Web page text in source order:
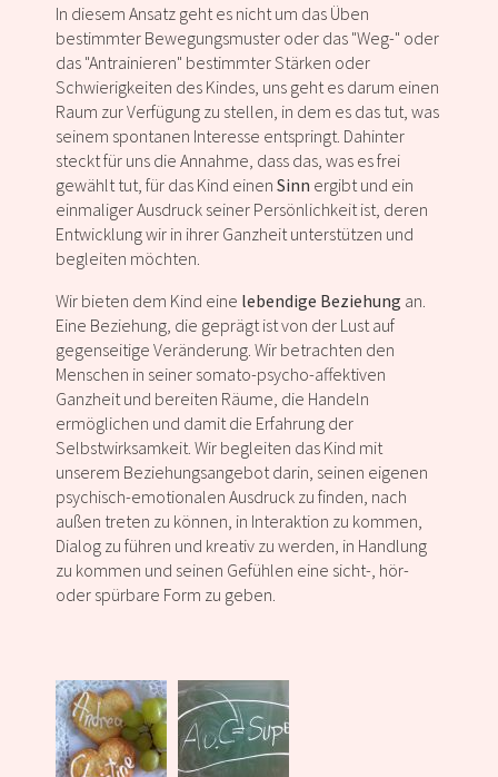
In diesem Ansatz geht es nicht um das Üben
bestimmter Bewegungsmuster oder das "Weg-" oder
das "Antrainieren" bestimmter Stärken oder
Schwierigkeiten des Kindes, uns geht es darum einen
Raum zur Verfügung zu stellen, in dem es das tut, was
seinem spontanen Interesse entspringt. Dahinter
steckt für uns die Annahme, dass das, was es frei
gewählt tut, für das Kind einen Sinn ergibt und ein
einmaliger Ausdruck seiner Persönlichkeit ist, deren
Entwicklung wir in ihrer Ganzheit unterstützen und
begleiten möchten.
Wir bieten dem Kind eine lebendige Beziehung an.
Eine Beziehung, die geprägt ist von der Lust auf
gegenseitige Veränderung. Wir betrachten den
Menschen in seiner somato-psycho-affektiven
Ganzheit und bereiten Räume, die Handeln
ermöglichen und damit die Erfahrung der
Selbstwirksamkeit. Wir begleiten das Kind mit
unserem Beziehungsangebot darin, seinen eigenen
psychisch-emotionalen Ausdruck zu finden, nach
außen treten zu können, in Interaktion zu kommen,
Dialog zu führen und kreativ zu werden, in Handlung
zu kommen und seinen Gefühlen eine sicht-, hör-
oder spürbare Form zu geben.